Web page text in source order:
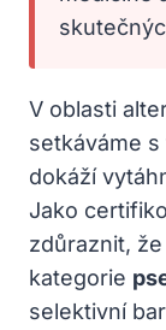
V oblasti
setkáváme
dokáží
Jako
zdůraznit,
kategorie
selektivní